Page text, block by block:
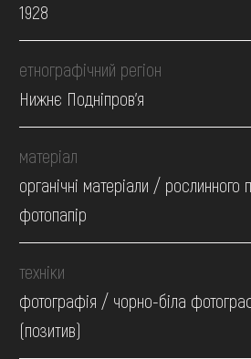
1928
етнографічний регіон
Нижнє Подніпров'я
матеріал
органічні матеріали /
фотопапір
техніки
фотографія / чорно-біла
(позитив)